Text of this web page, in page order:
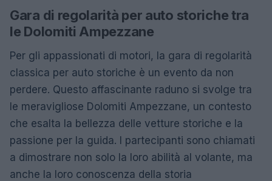
Gara di regolarità per auto storiche tra
le Dolomiti Ampezzane
Per gli appassionati di motori, la gara di regolarità
classica per auto storiche è un evento da non
perdere. Questo affascinante raduno si svolge tra
le meravigliose Dolomiti Ampezzane, un contesto
che esalta la bellezza delle vetture storiche e la
passione per la guida. I partecipanti sono chiamati
a dimostrare non solo la loro abilità al volante, ma
anche la loro conoscenza della storia